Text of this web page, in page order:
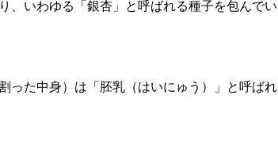
、いわゆる「銀杏」と呼ばれる種子を包んでい
った中身）は「胚乳（はいにゅう）」と呼ばれ